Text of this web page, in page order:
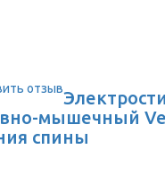
отзыв
мышечный
спины